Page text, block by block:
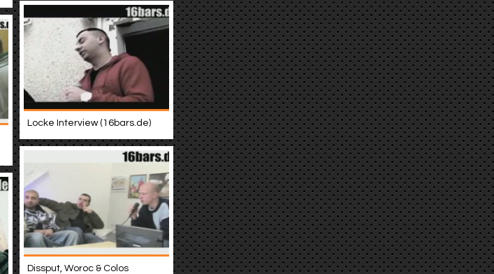
Locke Interview (16bars.de)
Dissput, Woroc & Colos